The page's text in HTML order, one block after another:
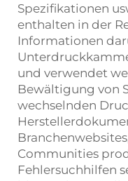
Spezifikationen
enthalten in der
Informationen
und verwendet
Bewältigung von
wechselnden
Communities
Fehlersuchhilfen